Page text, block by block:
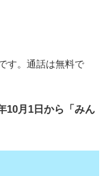
す。通話は無料で
10月1日から「みん